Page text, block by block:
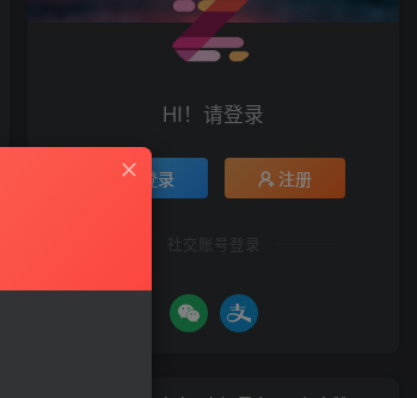
HI！请登录
登录 注册
社交账号登录